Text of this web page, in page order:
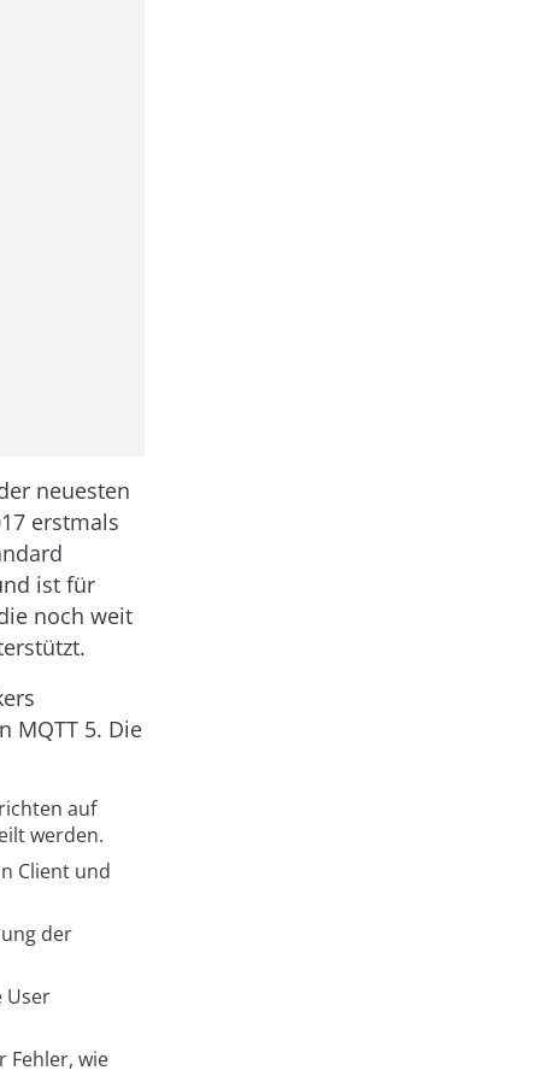
neuesten
erstmals
ist für
noch weit
MQTT 5. Die
auf
werden.
Client und
der
User
Fehler, wie